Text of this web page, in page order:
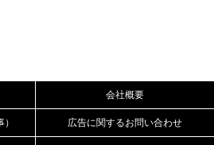
会社概要
広告に関するお問い合わせ